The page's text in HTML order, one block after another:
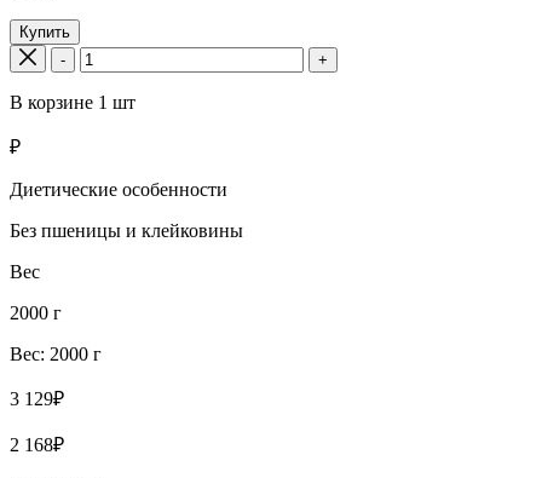
Купить
-
+
В корзине 1 шт
₽
Диетические особенности
Без пшеницы и клейковины
Вес
2000 г
Вес: 2000 г
3 129₽
2 168₽